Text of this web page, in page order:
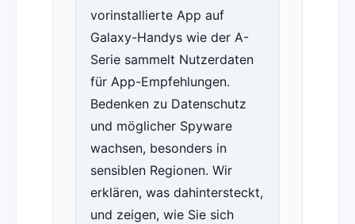
vorinstallierte App auf
Galaxy-Handys wie der A-
Serie sammelt Nutzerdaten
für App-Empfehlungen.
Bedenken zu Datenschutz
und möglicher Spyware
wachsen, besonders in
sensiblen Regionen. Wir
erklären, was dahintersteckt,
und zeigen, wie Sie sich